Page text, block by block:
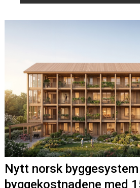
Nytt norsk
byggekostnadene med